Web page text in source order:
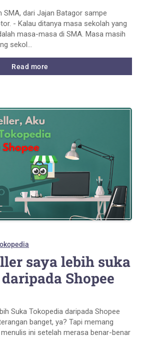
SMA, dari Jajan Batagor sampe
- Kalau ditanya masa sekolah yang
masa-masa di SMA. Masa masih
sekol…
Read more
saya lebih suka
Shopee
Suka Tokopedia daripada Shopee
banget, ya? Tapi memang
ini setelah merasa benar-benar